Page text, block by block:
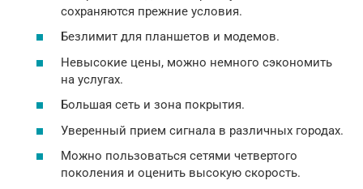
сохраняются прежние условия.
Безлимит для планшетов и модемов.
Невысокие цены, можно немного сэкономить
на услугах.
Большая сеть и зона покрытия.
Уверенный прием сигнала в различных городах.
Можно пользоваться сетями четвертого
поколения и оценить высокую скорость.